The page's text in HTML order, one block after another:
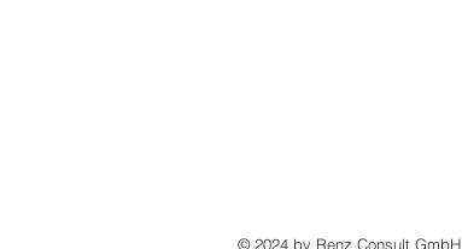
© 2024 by Renz Consult GmbH